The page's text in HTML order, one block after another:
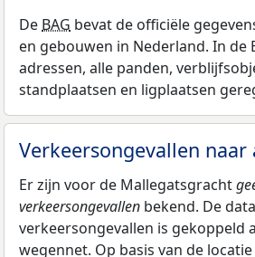
De BAG bevat de officiële
en gebouwen in Nederland. In de
adressen, alle panden,
standplaatsen en ligplaatsen
Verkeersongevallen naar
Er zijn voor de Mallegatsgracht
verkeersongevallen bekend. De
verkeersongevallen is gekoppeld
wegennet. Op basis van de